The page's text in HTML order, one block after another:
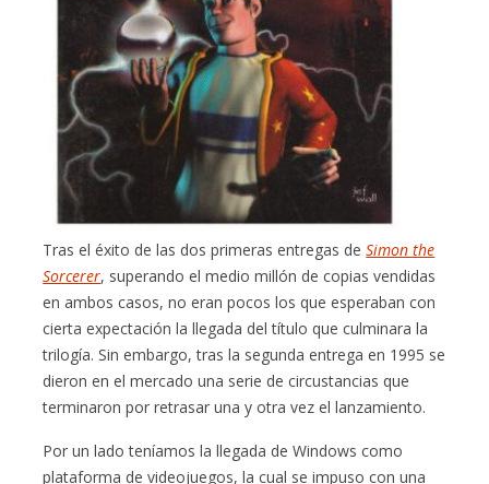
Tras el éxito de las dos primeras entregas deSimon the
Sorcerer, superando el medio millón de copias vendidas
en ambos casos, no eran pocos los que esperaban con
cierta expectación la llegada del título que culminara la
trilogía. Sin embargo, tras la segunda entrega en 1995 se
dieron en el mercado una serie de circustancias que
terminaron por retrasar una y otra vez el lanzamiento.
Por un lado teníamos la llegada de Windows como
plataforma de videojuegos, la cual se impuso con una